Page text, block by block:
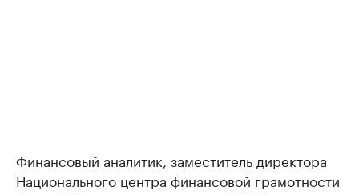
Финансовый аналитик, заместитель директора
Национального центра финансовой грамотности